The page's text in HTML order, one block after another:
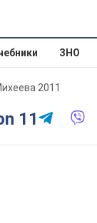
ЗНО
2011
11